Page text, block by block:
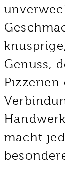
Genuss,
Pizzerien
macht